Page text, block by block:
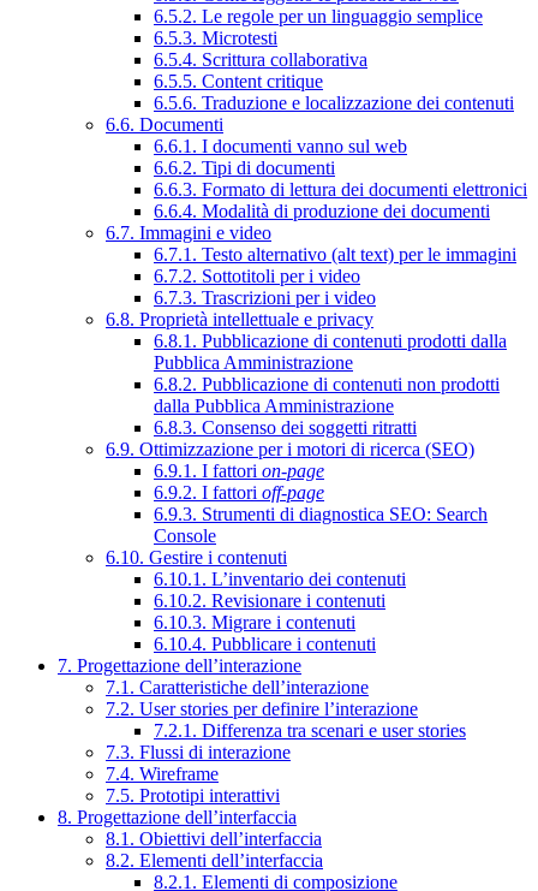
6.5.2. Le regole per un linguaggio semplice
6.5.3. Microtesti
6.5.4. Scrittura collaborativa
6.5.5. Content critique
6.5.6. Traduzione e localizzazione dei contenuti
6.6. Documenti
6.6.1. I documenti vanno sul web
6.6.2. Tipi di documenti
6.6.3. Formato di lettura dei documenti elettronici
6.6.4. Modalità di produzione dei documenti
6.7. Immagini e video
6.7.1. Testo alternativo (alt text) per le immagini
6.7.2. Sottotitoli per i video
6.7.3. Trascrizioni per i video
6.8. Proprietà intellettuale e privacy
6.8.1. Pubblicazione di contenuti prodotti dalla
Pubblica Amministrazione
6.8.2. Pubblicazione di contenuti non prodotti
dalla Pubblica Amministrazione
6.8.3. Consenso dei soggetti ritratti
6.9. Ottimizzazione per i motori di ricerca (SEO)
6.9.1. I fattori on-page
6.9.2. I fattori off-page
6.9.3. Strumenti di diagnostica SEO: Search
Console
6.10. Gestire i contenuti
6.10.1. L’inventario dei contenuti
6.10.2. Revisionare i contenuti
6.10.3. Migrare i contenuti
6.10.4. Pubblicare i contenuti
7. Progettazione dell’interazione
7.1. Caratteristiche dell’interazione
7.2. User stories per definire l’interazione
7.2.1. Differenza tra scenari e user stories
7.3. Flussi di interazione
7.4. Wireframe
7.5. Prototipi interattivi
8. Progettazione dell’interfaccia
8.1. Obiettivi dell’interfaccia
8.2. Elementi dell’interfaccia
8.2.1. Elementi di composizione